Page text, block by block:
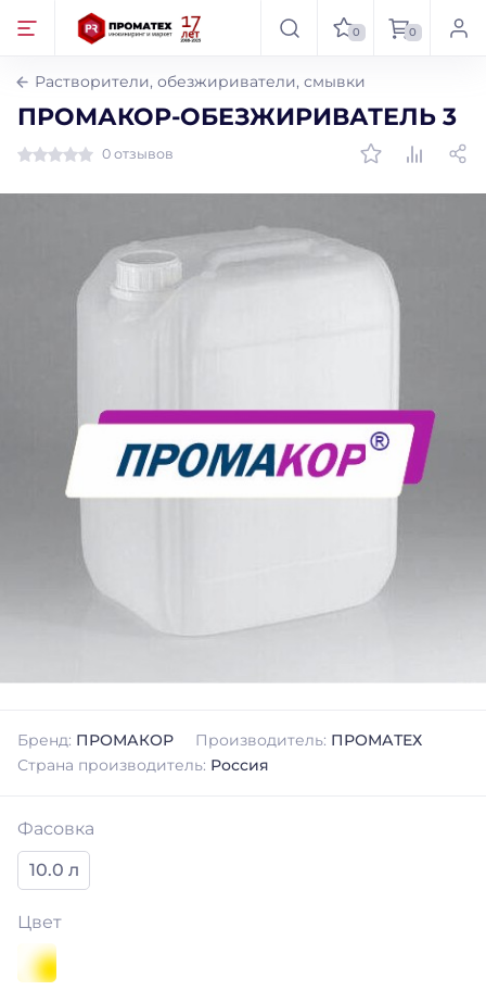
0 0
Растворители, обезжириватели, смывки
ПРОМАКОР-ОБЕЗЖИРИВАТЕЛЬ 3
0 отзывов
Бренд: ПРОМАКОР Производитель: ПРОМАТЕХ
Страна производитель: Россия
Фасовка
10.0 л
Цвет